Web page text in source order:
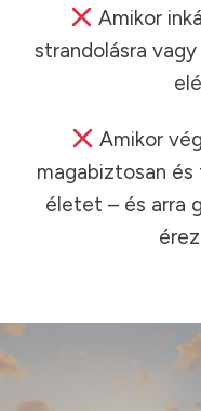
Amikor
strandolásra
Amikor
magabiztosan
életet – és arra